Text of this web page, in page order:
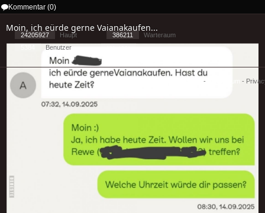
Kommentar (0)
Moin, ich eürde gerne Vaianakaufen...
24205927 Haupt 386211
Warteraum
Benutzer
- -